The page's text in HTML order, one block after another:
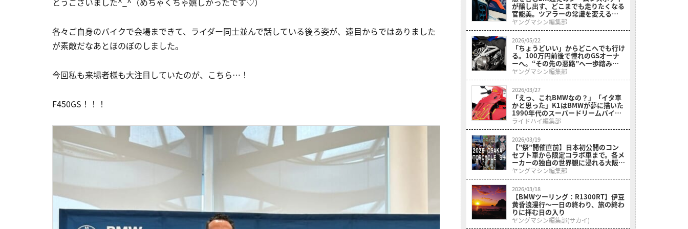
各々ご自身のバイクで会場まできて、ライダー同士並んで話している後ろ姿が、遠目からではありました
が素敵だなあとほのぼのしました。
今回私も来場者様も大注目していたのが、こちら…！
F450GS！！！
が醸し出す、どこまでも走りたくなる
官能美。ツアラーの常識を変える
BMWの直6コンセプト「Vision
K18」が公開
ヤングマシン編集部
2026/05/22
「ちょうどいい」からどこへでも行け
る。100万円前後で憧れのGSオーナ
ーへ。“その先の悪路”へ一歩踏み出
させてくれるミドルアドベンチャーが
登場【BMW F 450 GS】
ヤングマシン編集部
2026/03/27
「えっ、これBMWなの？」「イタ車
かと思った」K1はBMWが夢に描いた
1990年代のスーパードリームバイク
を具現化、市販したもの
ライドハイ編集部
2026/03/19
【”祭”開催直前】日本初公開のコン
セプト車から限定コラボ車まで。各メ
ーカーの独自の世界観に浸れる大阪モ
ーターサイクルショーまとめ
ヤングマシン編集部
2026/03/18
【BMWツーリング：R1300RT】伊豆
黄昏浪漫行〜一日の終わり、旅の終わ
りに拝む日の入り
ヤングマシン編集部(サカイ)